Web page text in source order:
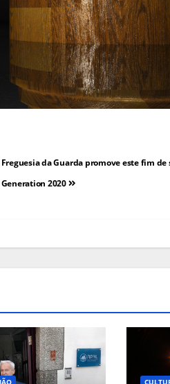
Freguesia da Guarda promove este fim
Generation 2020